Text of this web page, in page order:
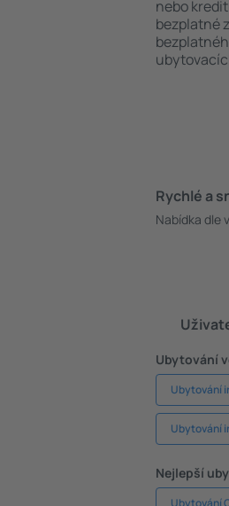
nebo
bezplatné
Rychlé a
Nabídka dle
Ubytování
Ubytování
Ubytování
Nejlepší
Ubytování